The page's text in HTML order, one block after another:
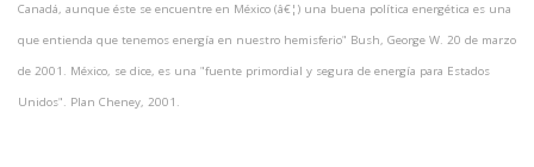
Canadá, aunque éste se encuentre en México (â€¦) una buena política energética es una
que entienda que tenemos energía en nuestro hemisferio" Bush, George W. 20 de marzo
de 2001. México, se dice, es una "fuente primordial y segura de energía para Estados
Unidos". Plan Cheney, 2001.